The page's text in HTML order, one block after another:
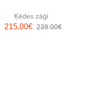
Ķēdes zāģi
239.00€
215.00€